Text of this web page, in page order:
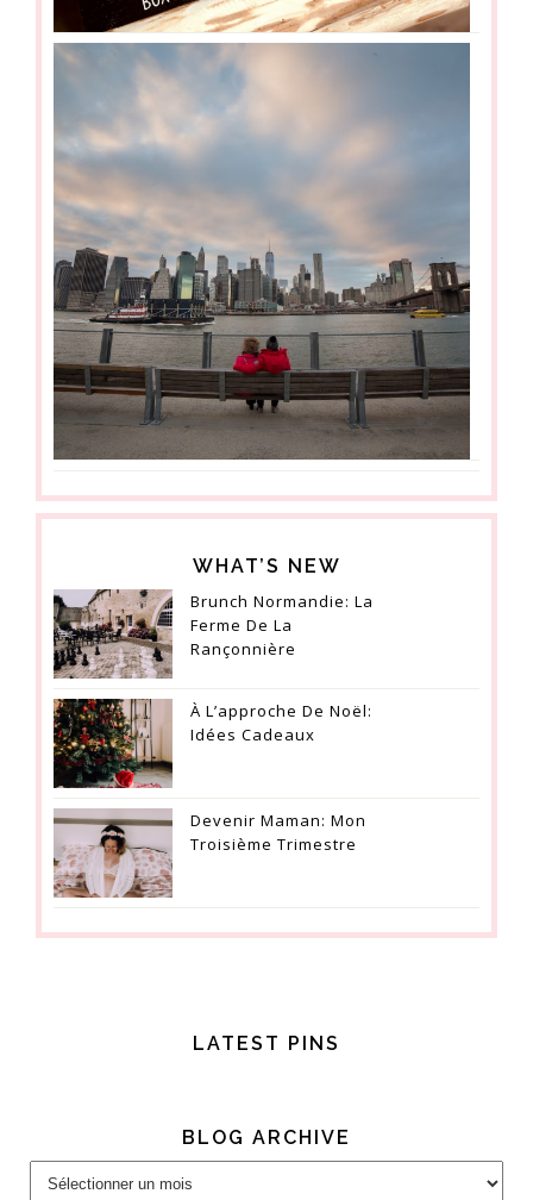
WHAT’S NEW
Brunch Normandie: La
Ferme De La
Rançonnière
À L’approche De Noël:
Idées Cadeaux
Devenir Maman: Mon
Troisième Trimestre
LATEST PINS
BLOG ARCHIVE
Archive